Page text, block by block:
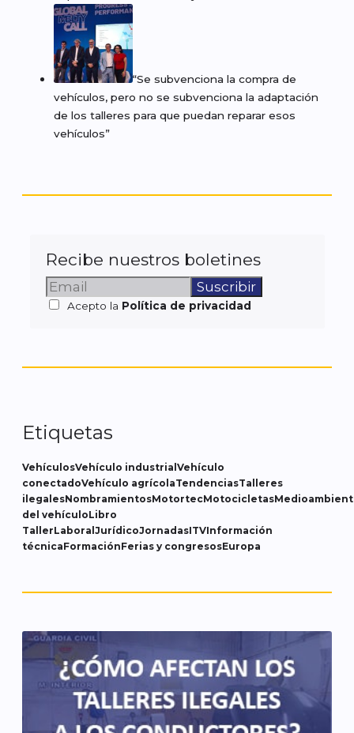
“Se subvenciona la compra de
vehículos, pero no se subvenciona la adaptación
de los talleres para que puedan reparar esos
vehículos”
Recibe nuestros boletines
Acepto la Política de privacidad
Etiquetas
VehículosVehículo industrial Vehículo
conectadoVehículo agrícolaTendenciasTalleres
ilegalesNombramientosMotortecMotocicletas
del vehículoLibro
TallerLaboral JurídicoJornadasITVInformación
técnicaFormaciónFerias y congresosEuropa